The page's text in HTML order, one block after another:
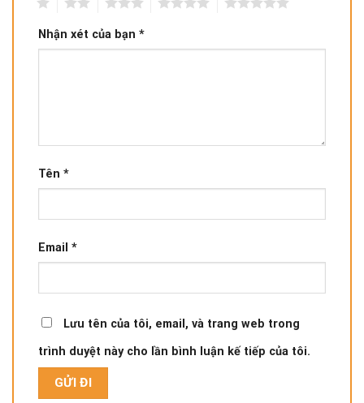
Nhận xét của bạn *
Tên *
Email *
Lưu tên của tôi, email, và trang web trong
trình duyệt này cho lần bình luận kế tiếp của tôi.